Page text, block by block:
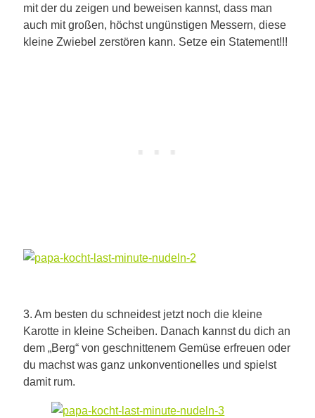
mit der du zeigen und beweisen kannst, dass man
auch mit großen, höchst ungünstigen Messern, diese
kleine Zwiebel zerstören kann. Setze ein Statement!!!
3. Am besten du schneidest jetzt noch die kleine
Karotte in kleine Scheiben. Danach kannst du dich an
dem „Berg“ von geschnittenem Gemüse erfreuen oder
du machst was ganz unkonventionelles und spielst
damit rum.